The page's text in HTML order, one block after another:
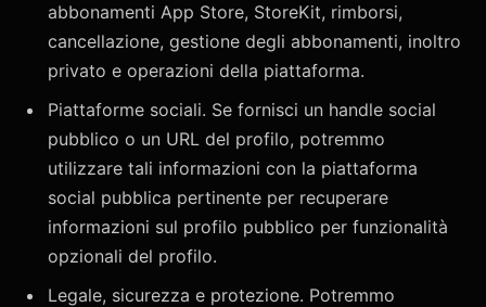
abbonamenti App Store, StoreKit, rimborsi,
cancellazione, gestione degli abbonamenti, inoltro
privato e operazioni della piattaforma.
Piattaforme sociali. Se fornisci un handle social
pubblico o un URL del profilo, potremmo
utilizzare tali informazioni con la piattaforma
social pubblica pertinente per recuperare
informazioni sul profilo pubblico per funzionalità
opzionali del profilo.
Legale, sicurezza e protezione. Potremmo